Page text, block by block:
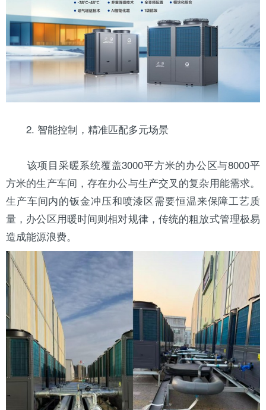
2. 智能控制，精准匹配多元场景
该项目采暖系统覆盖3000平方米的办公区与8000平
方米的生产车间，存在办公与生产交叉的复杂用能需求。
生产车间内的钣金冲压和喷漆区需要恒温来保障工艺质
量，办公区用暖时间则相对规律，传统的粗放式管理极易
造成能源浪费。